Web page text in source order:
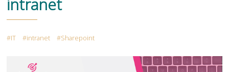
intranet
IT intranet Sharepoint